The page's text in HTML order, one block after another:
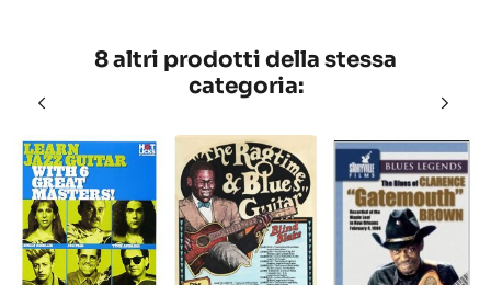
8 altri prodotti della stessa
categoria: